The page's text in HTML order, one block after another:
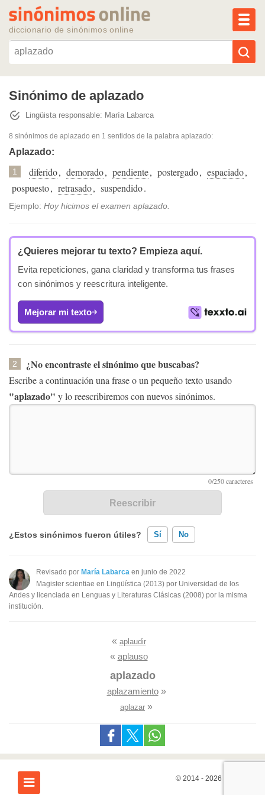
diccionario de sinónimos online
Reescribir texto con IA
Sinónimos populares
Temas recientes
Sinónimo de aplazado
Lingüista responsable: María Labarca
8 sinónimos de aplazado en 1 sentidos de la palabra aplazado:
Aplazado:
1 diferido, demorado, pendiente, postergado, espaciado,
pospuesto, retrasado, suspendido.
Ejemplo: Hoy hicimos el examen aplazado.
¿Quieres mejorar tu texto? Empieza aquí.
Evita repeticiones, gana claridad y transforma tus frases
con sinónimos y reescritura inteligente.
Mejorar mi texto
2 ¿No encontraste el sinónimo que buscabas?
Escribe a continuación una frase o un pequeño texto usando
"aplazado" y lo reescribiremos con nuevos sinónimos.
¿Estos sinónimos fueron útiles? Sí No
Existen sinónimos incorrectos
Ninguno de los sinónimos presentados me ayudó
Revisado por María Labarca en junio de 2022
Magister scientiae en Lingüística (2013) por Universidad de los
Andes y licenciada en Lenguas y Literaturas Clásicas (2008) por la misma
institución.
« aplaudir
« aplauso
aplazado
aplazamiento»
aplazar »
© 2014 - 2026